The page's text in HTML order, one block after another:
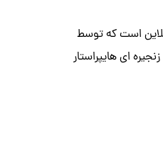
است که توسط
ای هایپراستار